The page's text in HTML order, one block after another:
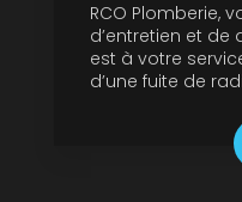
RCO Plomberie,
d’entretien et de
est à votre
d’une fuite de